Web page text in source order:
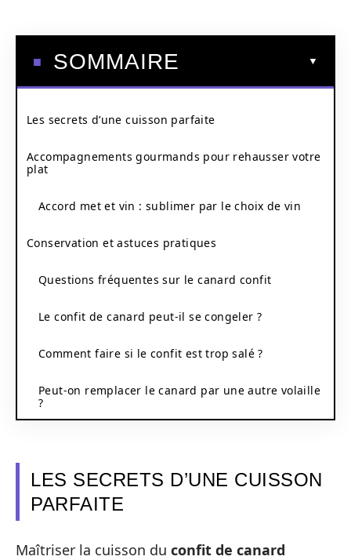
SOMMAIRE
Les secrets d’une cuisson parfaite
Accompagnements gourmands pour rehausser votre
plat
Accord met et vin : sublimer par le choix de vin
Conservation et astuces pratiques
Questions fréquentes sur le canard confit
Le confit de canard peut-il se congeler ?
Comment faire si le confit est trop salé ?
Peut-on remplacer le canard par une autre volaille
?
LES SECRETS D’UNE CUISSON
PARFAITE
Maîtriser la cuisson du confit de canard